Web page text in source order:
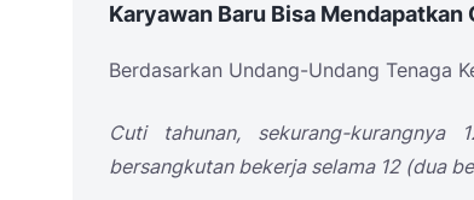
Karyawan Baru Bisa
Berdasarkan Undang-Undang Tenaga
Cuti tahunan, sekurang-
bersangkutan bekerja selama 12 (dua